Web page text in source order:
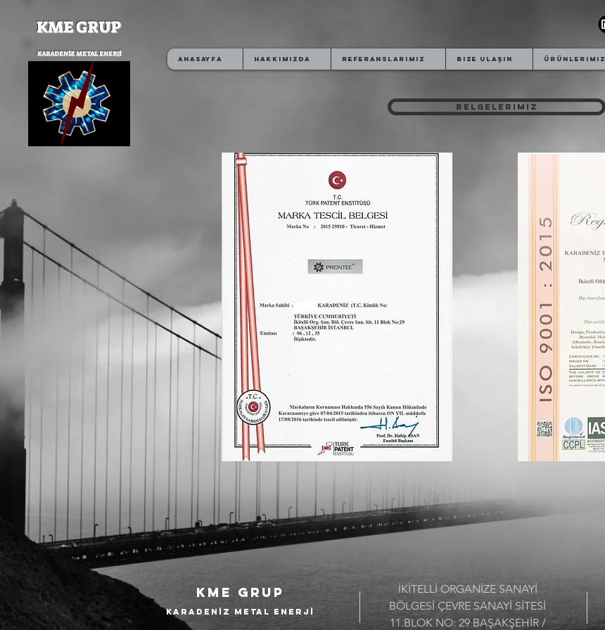
KME GRUP
KARADENİZ METAL ENERJİ
Anasayfa Hakkımızda Referanslarımız Bize Ulaşın Ürünlerimiz
Belgelerimiz
KME GRUP
KARADENİZ METAL ENERJİ
İKİTELLİ ORGANİZE SANAYİ
BÖLGESİ ÇEVRE SANAYİ SİTESİ
11.BLOK NO: 29 BAŞAKŞEHİR /